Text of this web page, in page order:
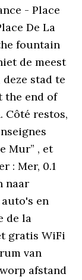
- Place
De La
fountain
de meest
stad te
the end of
Côté restos,
Mur” , et
: Mer, 0.1
naar
en
de la
gratis WiFi
van
afstand